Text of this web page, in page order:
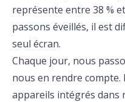
représente entre 38 %
passons éveillés, il est
seul écran.
Chaque jour, nous
nous en rendre
appareils intégrés dans